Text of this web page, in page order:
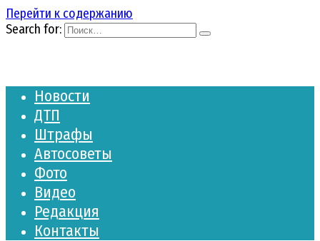
Перейти к содержанию
Search for:
Новости
ДТП
Штрафы
Автосоветы
Фото
Видео
Редакция
Контакты